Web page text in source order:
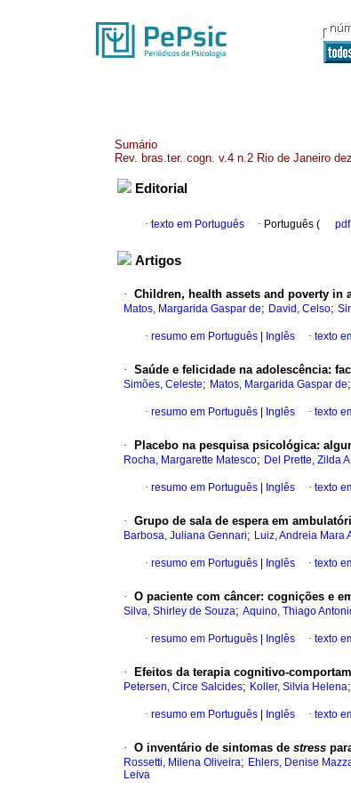
Sumário
Rev. bras.ter. cogn. v.4 n.2 Rio de Janeiro
Editorial
· texto em Português · Português ( pdf
Artigos
· Children, health assets and poverty in
Matos, Margarida Gaspar de; David, Celso;
· resumo em Português Inglês · texto
· Saúde e felicidade na adolescência:
Simões, Celeste; Matos, Margarida Gaspar de;
· resumo em Português Inglês · texto
· Placebo na pesquisa psicológica:
Rocha, Margarette Matesco; Del Prette, Zilda
· resumo em Português Inglês · texto
· Grupo de sala de espera em
Barbosa, Juliana Gennari; Luiz, Andreia Mara
· resumo em Português Inglês · texto
· O paciente com câncer: cognições e
Silva, Shirley de Souza; Aquino, Thiago
· resumo em Português Inglês · texto
· Efeitos da terapia cognitivo-
Petersen, Circe Salcides; Koller, Silvia Helena;
· resumo em Português Inglês · texto
· O inventário de sintomas de stress
Rossetti, Milena Oliveira; Ehlers, Denise
Leiva